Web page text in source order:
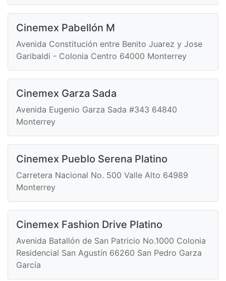
Cinemex Pabellón M
Avenida Constitución entre Benito Juarez y Jose
Garibaldi - Colonia Centro 64000 Monterrey
Cinemex Garza Sada
Avenida Eugenio Garza Sada #343 64840
Monterrey
Cinemex Pueblo Serena Platino
Carretera Nacional No. 500 Valle Alto 64989
Monterrey
Cinemex Fashion Drive Platino
Avenida Batallón de San Patricio No.1000 Colonia
Residencial San Agustín 66260 San Pedro Garza
García